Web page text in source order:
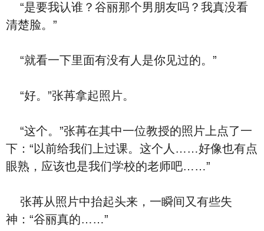
“是要我认谁？谷丽那个男朋友吗？我真没看
清楚脸。”
“就看一下里面有没有人是你见过的。”
“好。”张苒拿起照片。
“这个。”张苒在其中一位教授的照片上点了一
下：“以前给我们上过课。这个人……好像也有点
眼熟，应该也是我们学校的老师吧……”
张苒从照片中抬起头来，一瞬间又有些失
神：“谷丽真的……”